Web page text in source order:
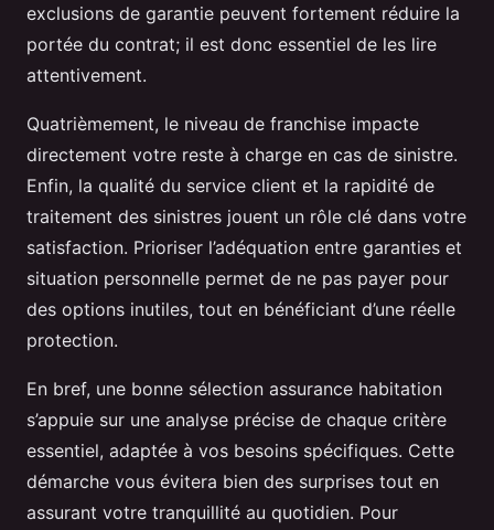
exclusions de garantie peuvent fortement réduire la
portée du contrat; il est donc essentiel de les lire
attentivement.
Quatrièmement, le niveau de franchise impacte
directement votre reste à charge en cas de sinistre.
Enfin, la qualité du service client et la rapidité de
traitement des sinistres jouent un rôle clé dans votre
satisfaction. Prioriser l’adéquation entre garanties et
situation personnelle permet de ne pas payer pour
des options inutiles, tout en bénéficiant d’une réelle
protection.
En bref, une bonne sélection assurance habitation
s’appuie sur une analyse précise de chaque critère
essentiel, adaptée à vos besoins spécifiques. Cette
démarche vous évitera bien des surprises tout en
assurant votre tranquillité au quotidien. Pour